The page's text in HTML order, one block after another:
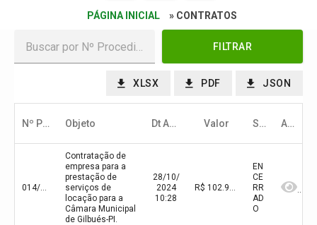
PÁGINA INICIAL » CONTRATOS
FILTRAR
XLSX PDF JSON
Nº Procedimento Objeto Dt Abert/Julg Valor Status Ação
014/2024
Contratação de
empresa para a
prestação de
serviços de
locação para a
Câmara Municipal
de Gilbués-PI.
28/10/
2024
10:28
R$ 102.900,00(valor inicial) R$ 102.900,00(valor atualizado)
EN
CE
RR
AD
O